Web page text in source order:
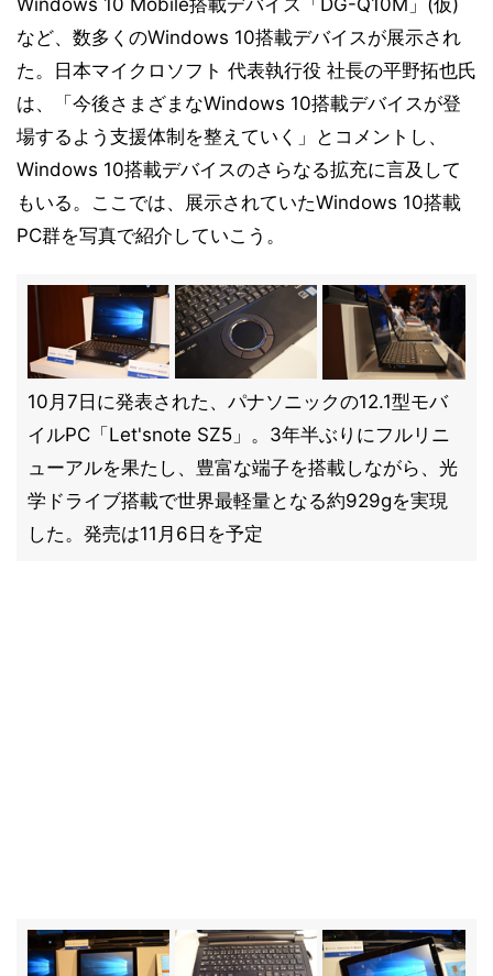
Windows 10 Mobile搭載デバイス「DG-Q10M」(仮)
など、数多くのWindows 10搭載デバイスが展示され
た。日本マイクロソフト 代表執行役 社長の平野拓也氏
は、「今後さまざまなWindows 10搭載デバイスが登
場するよう支援体制を整えていく」とコメントし、
Windows 10搭載デバイスのさらなる拡充に言及して
もいる。ここでは、展示されていたWindows 10搭載
PC群を写真で紹介していこう。
10月7日に発表された、パナソニックの12.1型モバ
イルPC「Let'snote SZ5」。3年半ぶりにフルリニ
ューアルを果たし、豊富な端子を搭載しながら、光
学ドライブ搭載で世界最軽量となる約929gを実現
した。発売は11月6日を予定